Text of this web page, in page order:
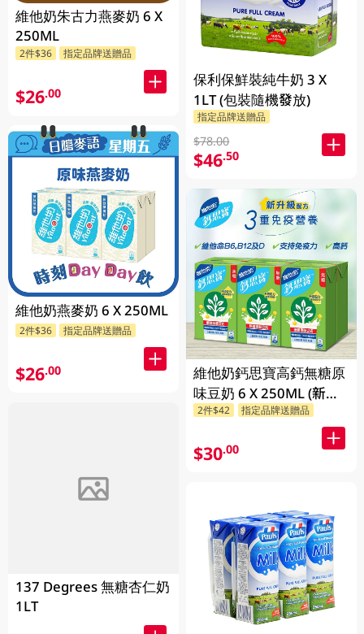
維他奶朱古力燕麥奶 6 X
250ML
2件$36 指定品牌送贈品
$26.00
維他奶燕麥奶 6 X 250ML
2件$36 指定品牌送贈品
$26.00
137 Degrees 無糖杏仁奶
1LT
保利保鮮裝純牛奶 3 X
1LT (包裝隨機發放)
指定品牌送贈品
$78.00
$46.50
維他奶鈣思寶高鈣無糖原
味豆奶 6 X 250ML (新舊
包裝隨機發貨)
2件$42 指定品牌送贈品
$30.00